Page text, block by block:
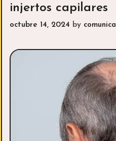
injertos capilares
octubre 14, 2024 by